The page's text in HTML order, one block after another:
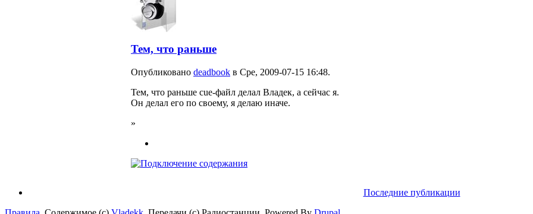
Тем, что раньше
Опубликовано deadbook в Сре, 2009-07-15 16:48.
Тем, что раньше cue-файл делал Владек, а сейчас я.
Он делал его по своему, я делаю иначе.
»
Последние публикации